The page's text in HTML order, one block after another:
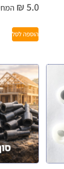
₪5.0
הוספה לסל